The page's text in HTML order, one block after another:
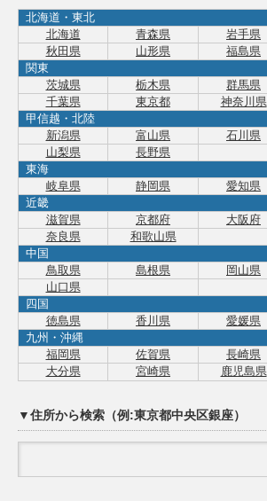
北海道・東北
北海道
青森県 岩手県
秋田県
山形県
福島県
関東
茨城県
栃木県 群馬県
千葉県
東京都
神奈川県
甲信越・北陸
新潟県
富山県 石川県
山梨県
長野県
東海
岐阜県
静岡県 愛知県
近畿
滋賀県
京都府 大阪府
奈良県
和歌山県
中国
鳥取県
島根県 岡山県
山口県
四国
徳島県
香川県 愛媛県
九州・沖縄
福岡県
佐賀県 長崎県
大分県
宮崎県 鹿児島県
▼住所から検索（例:東京都中央区銀座）